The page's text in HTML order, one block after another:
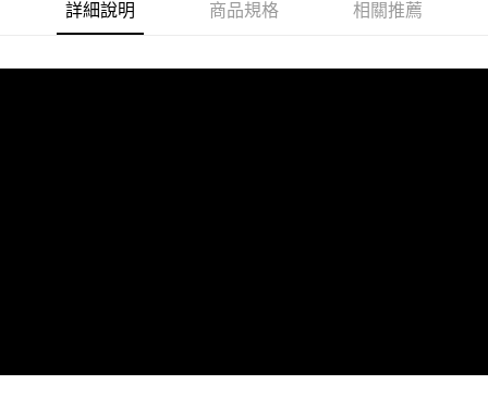
每筆NT$150
詳細說明 商品規格 相關推薦